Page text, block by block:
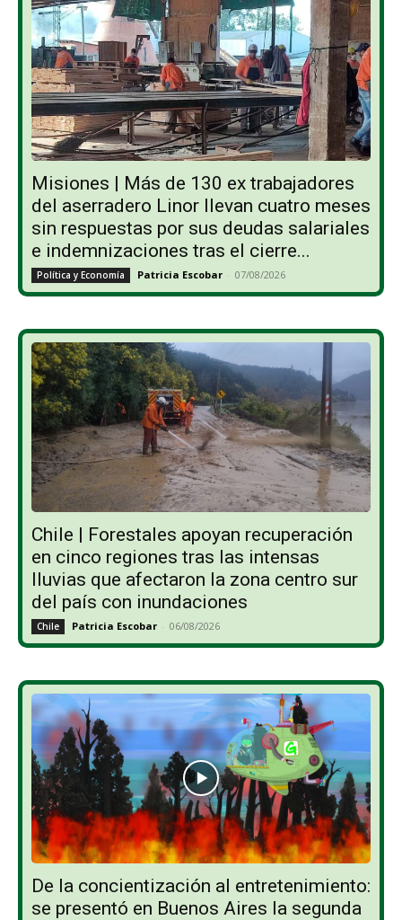
Misiones | Más de 130 ex trabajadores
del aserradero Linor llevan cuatro meses
sin respuestas por sus deudas salariales
e indemnizaciones tras el cierre...
Política y Economía Patricia Escobar - 07/08/2026
Chile | Forestales apoyan recuperación
en cinco regiones tras las intensas
lluvias que afectaron la zona centro sur
del país con inundaciones
Chile Patricia Escobar - 06/08/2026
De la concientización al entretenimiento:
se presentó en Buenos Aires la segunda